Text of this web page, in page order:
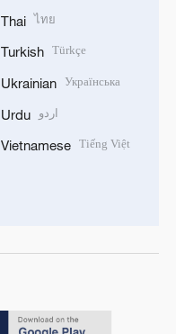
Thai ไทย
Turkish Türkçe
Ukrainian Українська
Urdu اردو
Vietnamese Tiếng Việt